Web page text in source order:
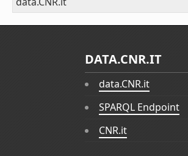
DATA.CNR.IT
data.CNR.it
SPARQL Endpoint
CNR.it